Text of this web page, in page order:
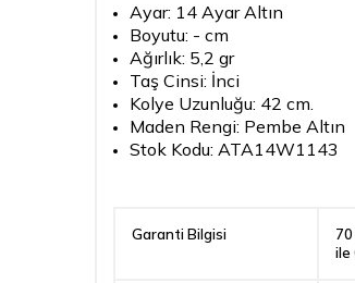
Ayar: 14 Ayar Altın
Boyutu: - cm
Ağırlık: 5,2 gr
Taş Cinsi: İnci
Kolye Uzunluğu: 42 cm.
Maden Rengi: Pembe Altın
Stok Kodu: ATA14W1143
Garanti Bilgisi
70
ile